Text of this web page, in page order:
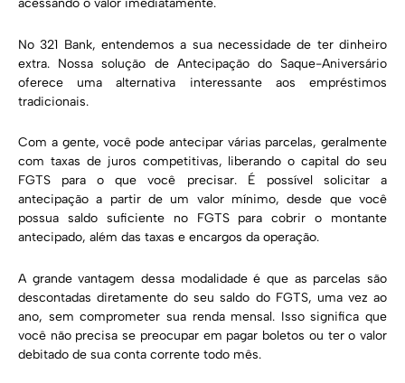
acessando o valor imediatamente.
No 321 Bank, entendemos a sua necessidade de ter dinheiro
extra. Nossa solução de Antecipação do Saque-Aniversário
oferece uma alternativa interessante aos empréstimos
tradicionais.
Com a gente, você pode antecipar várias parcelas, geralmente
com taxas de juros competitivas, liberando o capital do seu
FGTS para o que você precisar. É possível solicitar a
antecipação a partir de um valor mínimo, desde que você
possua saldo suficiente no FGTS para cobrir o montante
antecipado, além das taxas e encargos da operação.
A grande vantagem dessa modalidade é que as parcelas são
descontadas diretamente do seu saldo do FGTS, uma vez ao
ano, sem comprometer sua renda mensal. Isso significa que
você não precisa se preocupar em pagar boletos ou ter o valor
debitado de sua conta corrente todo mês.